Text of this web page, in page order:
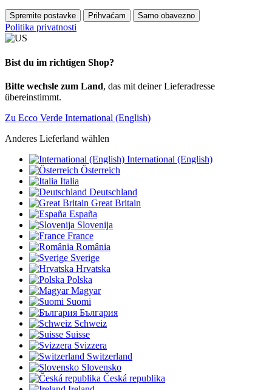
Spremite postavke Prihvaćam Samo obavezno
Politika privatnosti
Bist du im richtigen Shop?
Bitte wechsle zum Land, das mit deiner Lieferadresse
übereinstimmt.
Zu Ecco Verde International (English)
Anderes Lieferland wählen
International (English)
Österreich
Italia
Deutschland
Great Britain
España
Slovenija
France
România
Sverige
Hrvatska
Polska
Magyar
Suomi
България
Schweiz
Suisse
Svizzera
Switzerland
Slovensko
Česká republika